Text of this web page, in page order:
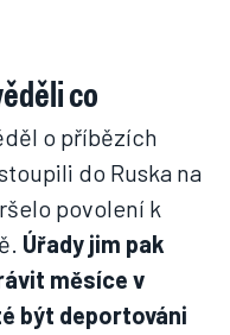
co
o příbězích
do Ruska na
povolení k
Úřady jim pak
měsíce v
být deportováni